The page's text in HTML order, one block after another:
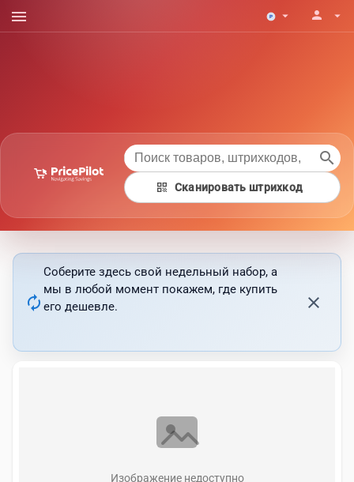
menu arrow_drop_down person arrow_drop_down
search
qr_code Сканировать штрихкод
autorenew
Соберите здесь свой недельный набор, а
мы в любой момент покажем, где купить
его дешевле.
close
Изображение недоступно